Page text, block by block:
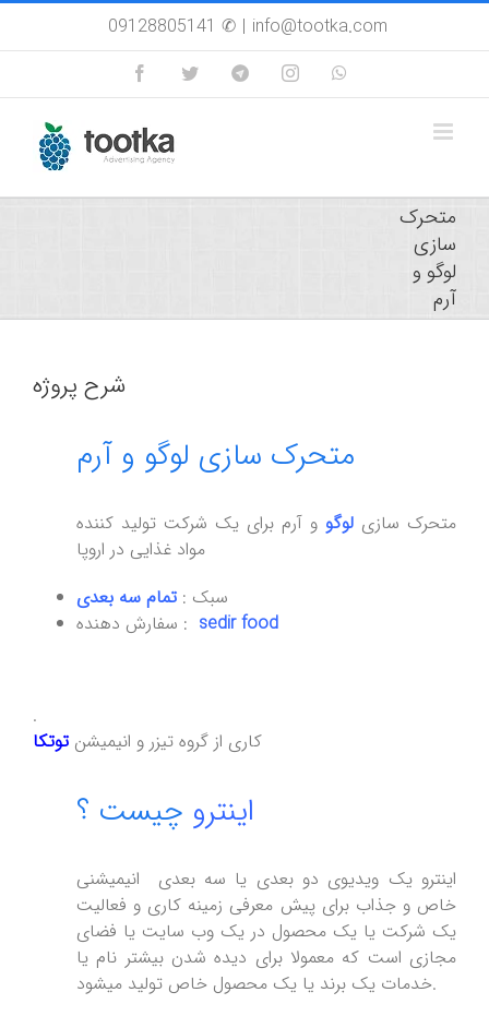
Skip
09128805141 ✆ | info@tootka.com
FacebookTwitterCustom Instagram
متحرک
سازی
لوگو و
آرم
شرح پروژه
متحرک سازی لوگو و آرم
متحرک سازی لوگو و آرم برای یک شرکت تولید کننده
مواد غذایی در اروپا
سبک : تمام سه بعدی
سفارش دهنده : sedir food
.
کاری از گروه تیزر و انیمیشن توتکا
اینترو چیست ؟
اینترو یک ویدیوی دو بعدی یا سه بعدی انیمیشنی
خاص و جذاب برای پیش معرفی زمینه کاری و فعالیت
یک شرکت یا یک محصول در یک وب سایت یا فضای
مجازی است که معمولا برای دیده شدن بیشتر نام یا
خدمات یک برند یا یک محصول خاص تولید میشود.